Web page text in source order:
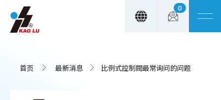
0
首页 最新消息 比例式控制閥最常询问的问题
Cookie管理面板